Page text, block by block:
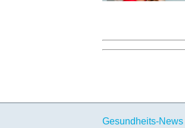
Gesundheits-News